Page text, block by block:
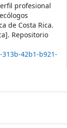
profesional
de Costa Rica.
Repositorio
42b1-b921-